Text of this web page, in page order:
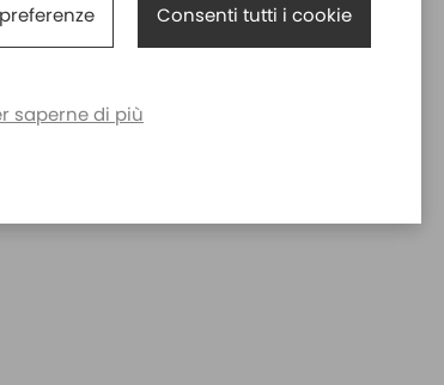
Consenti tutti i cookie
saperne di più